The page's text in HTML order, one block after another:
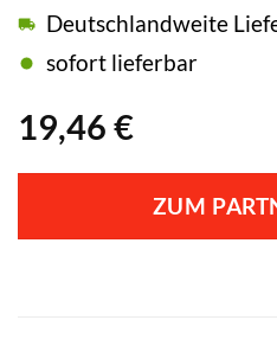
19,46 €
Deutschlandweite
sofort lieferbar
ZUM